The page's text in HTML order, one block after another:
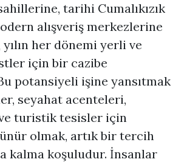
tarihi Cumalıkızık
alışveriş merkezlerine
her dönemi yerli ve
için bir cazibe
potansiyeli işine yansıtmak
seyahat acenteleri,
turistik tesisler için
olmak, artık bir tercih
kalma koşuludur. İnsanlar